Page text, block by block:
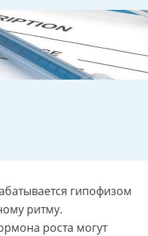
гипофизом
ритму.
роста могут